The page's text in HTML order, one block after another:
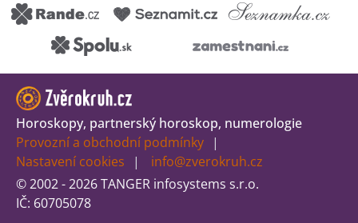
Horoskopy, partnerský horoskop, numerologie
Provozní a obchodní podmínky
Nastavení cookies
info@zverokruh.cz
© 2002 - 2026 TANGER infosystems s.r.o.
IČ: 60705078